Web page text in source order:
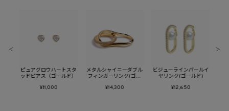
ピュアグロウハートスタ
ッドピアス（ゴールド）
¥11,000
メタルシャイニーダブル
フィンガーリング(ゴー
¥14,300
ビジューラインパールイ
ヤリング(ゴールド)
¥12,650
＜ ＞